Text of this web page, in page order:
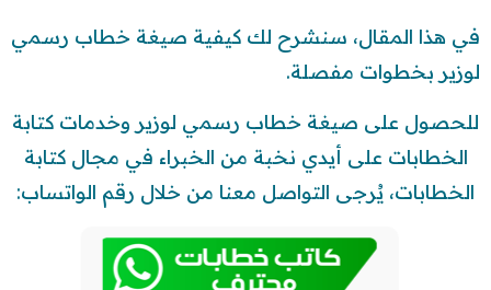
في هذا المقال، سنشرح لك كيفية صيغة خطاب رسمي
لوزير بخطوات مفصلة.
للحصول على صيغة خطاب رسمي لوزير وخدمات كتابة
الخطابات على أيدي نخبة من الخبراء في مجال كتابة
الخطابات، يُرجى التواصل معنا من خلال رقم الواتساب: